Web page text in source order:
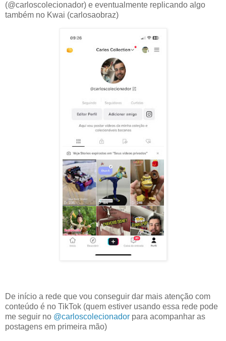
(@carloscolecionador) e eventualmente replicando algo
também no Kwai (carlosaobraz)
De início a rede que vou conseguir dar mais atenção com
conteúdo é no TikTok (quem estiver usando essa rede pode
me seguir no @carloscolecionador para acompanhar as
postagens em primeira mão)